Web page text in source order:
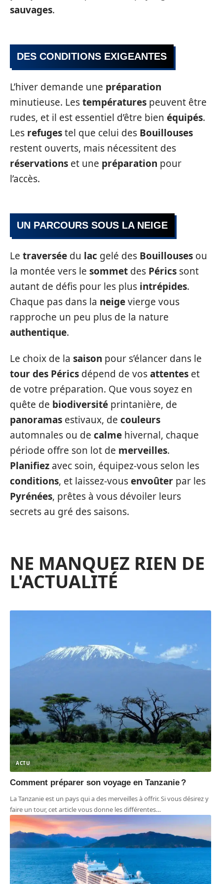
sauvages.
DES CONDITIONS EXIGEANTES
L’hiver demande une préparation
minutieuse. Lestempératures peuvent être
rudes, et il est essentiel d’être bien équipés.
Les refugestel que celui des Bouillouses
restent ouverts, mais nécessitent des
réservations et une préparation pour
l’accès.
UN PARCOURS SOUS LA NEIGE
Le traversée du lac gelé des Bouillouses ou
la montée vers le sommet des Pérics sont
autant de défis pour les plus intrépides.
Chaque pas dans la neigevierge vous
rapproche un peu plus de la nature
authentique.
Le choix de la saison pour s’élancer dans le
tour des Pérics dépend de vosattentes et
de votre préparation. Que vous soyez en
quête de biodiversité printanière, de
panoramas estivaux, de couleurs
automnales ou de calme hivernal, chaque
période offre son lot de merveilles.
Planifiez avec soin, équipez-vous selon les
conditions, et laissez-vousenvoûter par les
Pyrénées, prêtes à vous dévoiler leurs
secrets au gré des saisons.
NE MANQUEZ RIEN DE
L'ACTUALITÉ
ACTU
Comment préparer son voyage en Tanzanie ?
La Tanzanie est un pays qui a des merveilles à offrir. Si vous désirez y
faire un tour, cet article vous donne les différentes…